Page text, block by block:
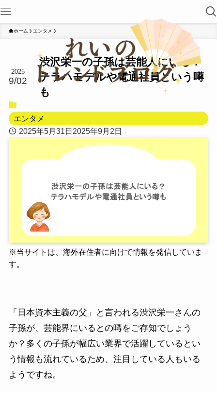
ホーム エンタメ
渋沢栄一の子孫は芸能人にいる？
テラハモデルや電通社員という噂
も
2025
9/02
エンタメ
2025年5月31日2025年9月2日
※当サイトは、海外在住者に向けて情報を発信していま
す。
「日本資本主義の父」と言われる渋沢栄一さんの
子孫が、芸能界にいるとの噂をご存知でしょう
か？多くの子孫が幅広い業界で活躍しているとい
う情報も流れているため、注目している人もいる
ようですね。